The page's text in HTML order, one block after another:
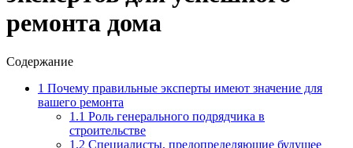
ремонта дома
Содержание
1 Почему правильные эксперты имеют значение для
вашего ремонта
1.1 Роль генерального подрядчика в
строительстве
1.2 Специалисты, предопределяющие будущее